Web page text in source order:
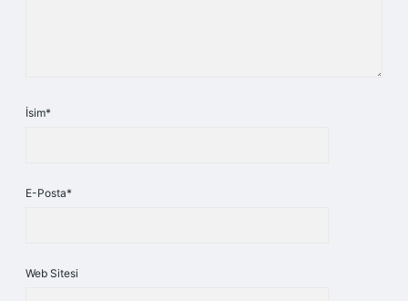
İsim*
E-Posta*
Web Sitesi